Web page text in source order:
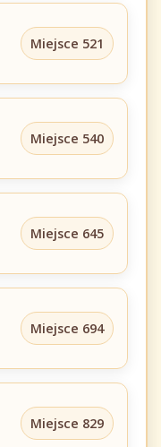
Miejsce 521
Miejsce 540
Miejsce 645
Miejsce 694
Miejsce 829